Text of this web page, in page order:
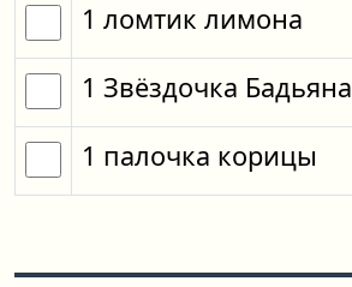
1 ломтик лимона
1 Звёздочка Бадьяна
1 палочка корицы